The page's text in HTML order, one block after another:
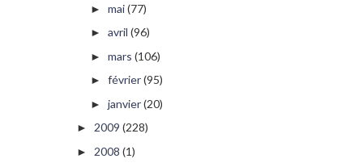
► mai(77)
► avril (96)
► mars (106)
► février(95)
► janvier(20)
► 2009 (228)
► 2008 (1)